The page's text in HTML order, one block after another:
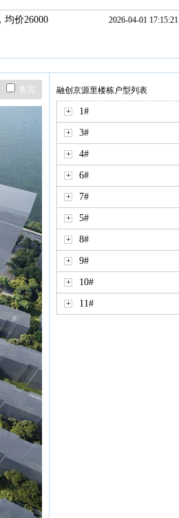
均价26000
2026-04-01 17:15:21
售完 融创京源里楼栋户型列表
+ 1#
+ 3#
+ 4#
+ 6#
+ 7#
+ 5#
+ 8#
+ 9#
+ 10#
+ 11#